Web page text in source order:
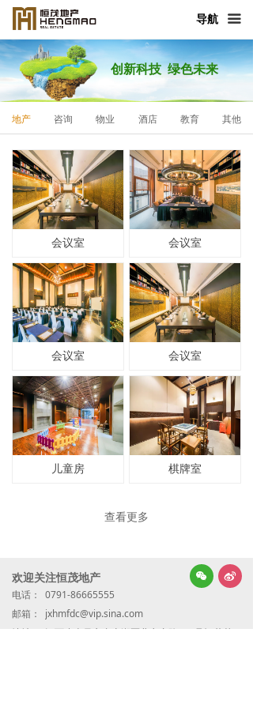
끀
首页
走进恒茂
产品与服务
新闻中心
恒茂发展
人力资源
社会责任
联系我们
导航
创新科技 绿色未来
地产 咨询 物业 酒店 教育 其他
会议室 会议室
会议室 会议室
儿童房 棋牌室
查看更多
넇
너
电话：
0791-86665555
邮箱：
jxhmfdc@vip.sina.com
地址：
江西省南昌市青山湖区北京东路438号恒茂梦
欢迎关注恒茂地产